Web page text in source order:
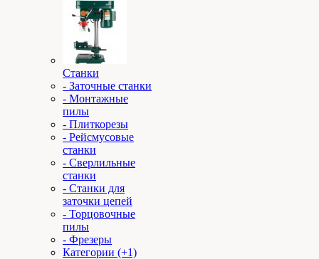
Станки
- Заточные станки
- Монтажные
пилы
- Плиткорезы
- Рейсмусовые
станки
- Сверлильные
станки
- Станки для
заточки цепей
- Торцовочные
пилы
- Фрезеры
Категории (+1)